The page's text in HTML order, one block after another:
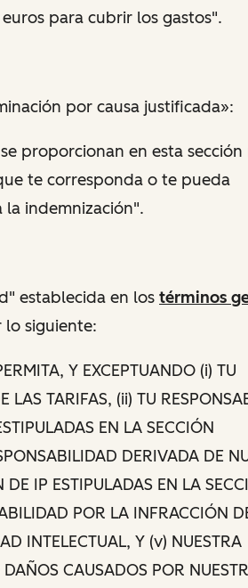
para cubrir los gastos".
por causa justificada»:
proporcionan en esta sección
te corresponda o te pueda
indemnización".
establecida en los términos
siguiente:
Y EXCEPTUANDO (i) TU
LAS TARIFAS, (ii) TU
EN LA SECCIÓN
DERIVADA DE
IP ESTIPULADAS EN LA
POR LA INFRACCIÓN
INTELECTUAL, Y (v) NUESTRA
CAUSADOS POR